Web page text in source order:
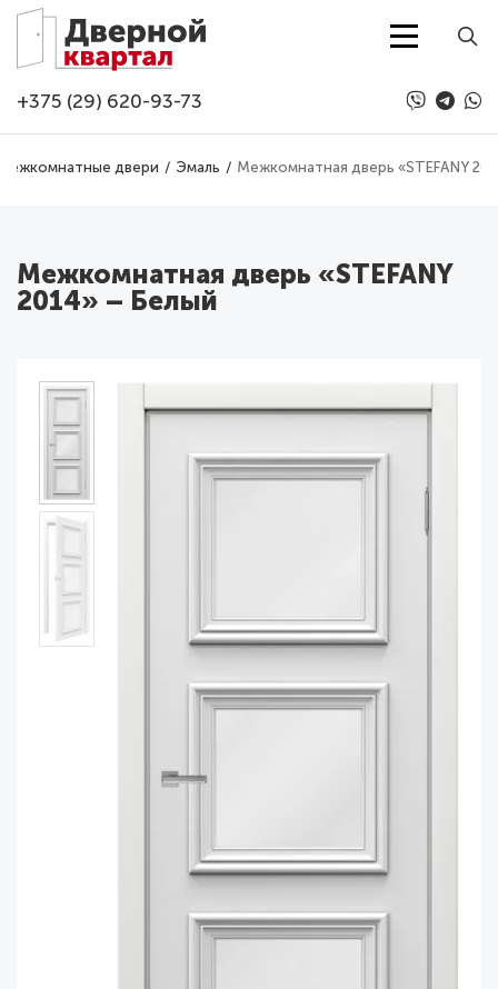
Перейти к основному содержанию
+375 (29) 620-93-73
двери Эмаль Межкомнатная дверь «STEFANY
Межкомнатная дверь «STEFANY
2014» – Белый